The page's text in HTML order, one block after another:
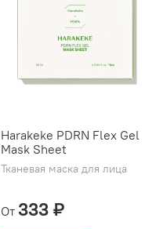
Harakeke PDRN Flex Gel
Mask Sheet
Тканевая маска для лица
От 333 ₽